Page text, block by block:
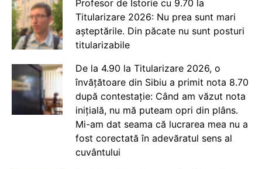
Profesor de Istorie cu 9.70 la
Titularizare 2026: Nu prea sunt mari
așteptările. Din păcate nu sunt posturi
titularizabile
De la 4.90 la Titularizare 2026, o
învățătoare din Sibiu a primit nota 8.70
după contestație: Când am văzut nota
inițială, nu mă puteam opri din plâns.
Mi-am dat seama că lucrarea mea nu a
fost corectată în adevăratul sens al
cuvântului